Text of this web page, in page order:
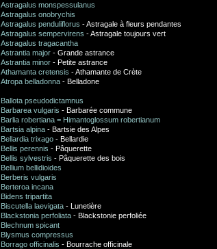
Astragalus monspessulanus
Astragalus onobrychis
Astragalus penduliflorus - Astragale à fleurs pendantes
Astragalus sempervirens - Astragale toujours vert
Astragalus tragacantha
Astrantia major - Grande astrance
Astrantia minor - Petite astrance
Athamanta cretensis - Athamante de Crète
Atropa belladonna - Belladone
Ballota pseudodictamnus
Barbarea vulgaris - Barbarée commune
Barlia robertiana = Himantoglossum robertianum
Bartsia alpina - Bartsie des Alpes
Bellardia trixago - Bellardie
Bellis perennis - Pâquerette
Bellis sylvestris - Pâquerette des bois
Bellium bellidioides
Berberis vulgaris
Berteroa incana
Bidens tripartita
Biscutella laevigata - Lunetière
Blackstonia perfoliata - Blackstonie perfoliée
Blechnum spicant
Blysmus compressus
Borrago officinalis - Bourrache officinale